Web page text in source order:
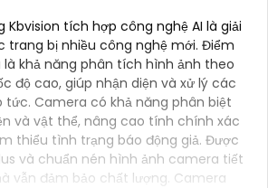
tích hợp công nghệ AI là giải
trang bị nhiều công nghệ mới. Điểm
khả năng phân tích hình ảnh theo
độ cao, giúp nhận diện và xử lý các
tức. Camera có khả năng phân biệt
và vật thể, nâng cao tính chính xác
thiểu tình trạng báo động giả. Được
và chuẩn nén hình ảnh camera tiết
vẫn đảm bảo chất lượng. Camera